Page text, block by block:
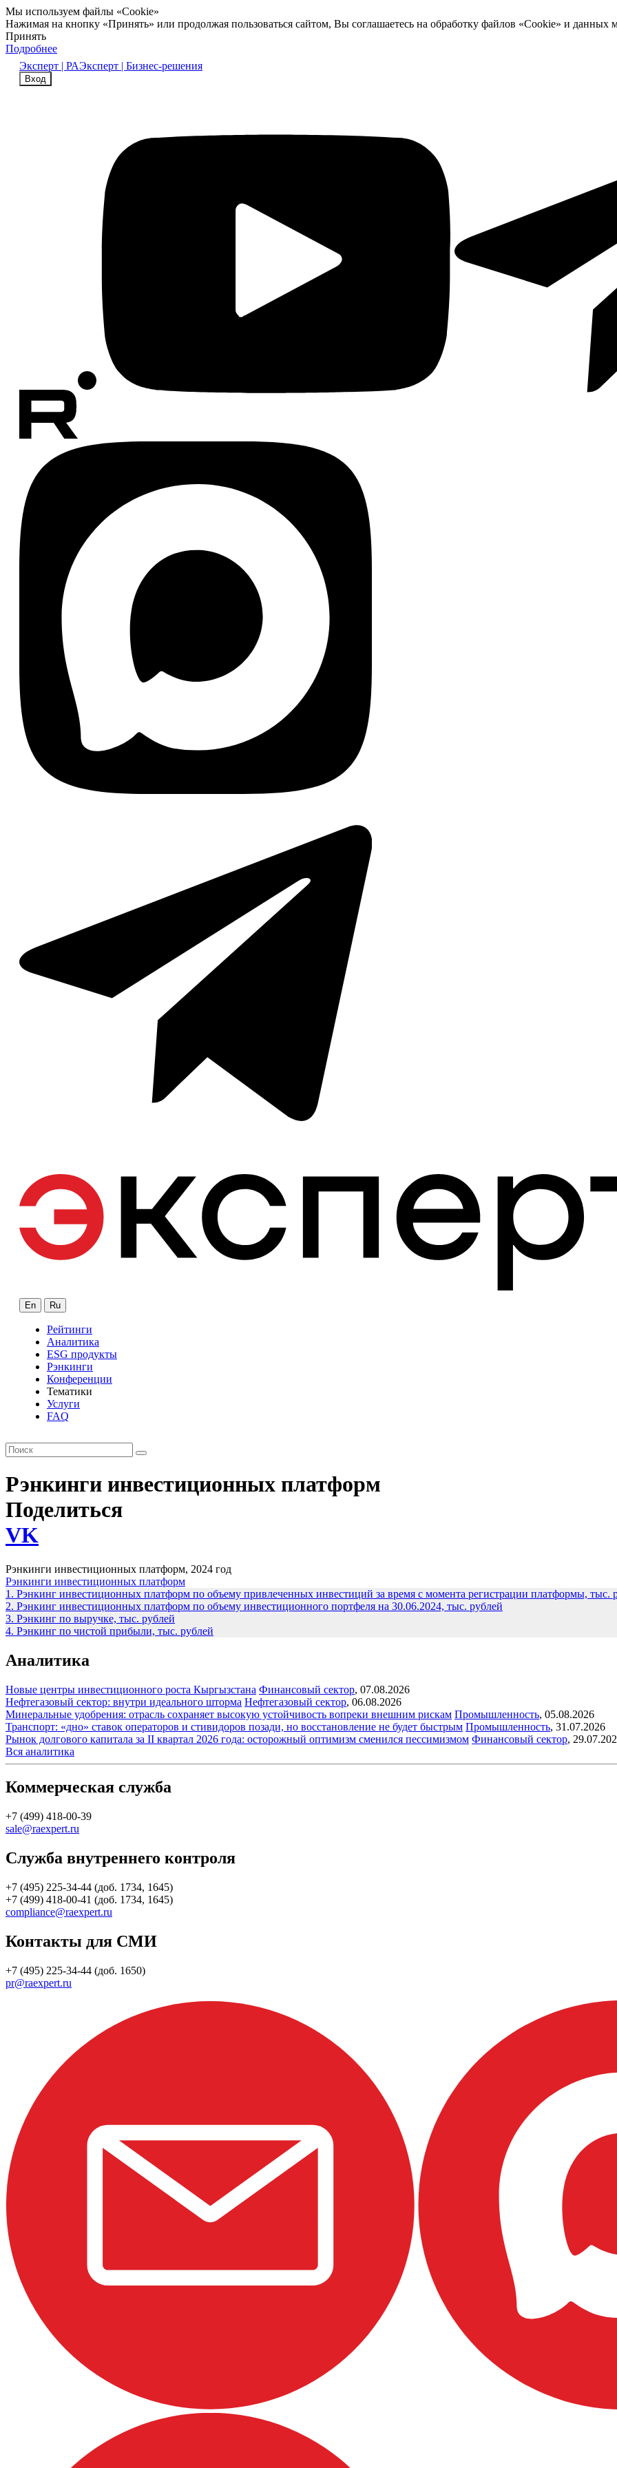
Мы используем файлы «Cookie»
Нажимая на кнопку «Принять» или продолжая пользоваться сайтом, Вы соглашаетесь на обработку файлов «Cookie» и данных
Принять
Подробнее
Эксперт | РАЭксперт | Бизнес-решения
Вход
En Ru
Рейтинги
Аналитика
ESG продукты
Рэнкинги
Конференции
Тематики
Услуги
FAQ
Рэнкинги инвестиционных платформ
Поделиться
VK
Рэнкинги инвестиционных платформ, 2024 год
Рэнкинги инвестиционных платформ
1. Рэнкинг инвестиционных платформ по объему привлеченных инвестиций за время с момента регистрации платформы, тыс.
2. Рэнкинг инвестиционных платформ по объему инвестиционного портфеля на 30.06.2024, тыс. рублей
3. Рэнкинг по выручке, тыс. рублей
4. Рэнкинг по чистой прибыли, тыс. рублей
Аналитика
Новые центры инвестиционного роста Кыргызстана Финансовый сектор, 07.08.2026
Нефтегазовый сектор: внутри идеального шторма Нефтегазовый сектор, 06.08.2026
Минеральные удобрения: отрасль сохраняет высокую устойчивость вопреки внешним рискам Промышленность, 05.08.2026
Транспорт: «дно» ставок операторов и стивидоров позади, но восстановление не будет быстрым Промышленность, 31.07.2026
Рынок долгового капитала за II квартал 2026 года: осторожный оптимизм сменился пессимизмом Финансовый сектор,
Вся аналитика
Коммерческая служба
+7 (499) 418-00-39
sale@raexpert.ru
Служба внутреннего контроля
+7 (495) 225-34-44 (доб. 1734, 1645)
+7 (499) 418-00-41 (доб. 1734, 1645)
compliance@raexpert.ru
Контакты для СМИ
+7 (495) 225-34-44 (доб. 1650)
pr@raexpert.ru